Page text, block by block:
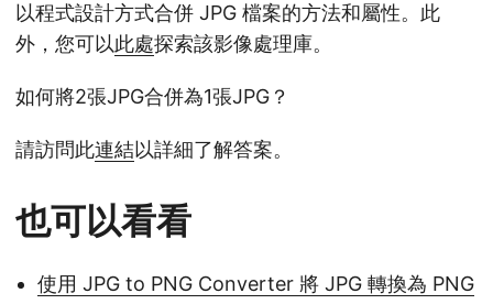
以程式設計方式合併 JPG 檔案的方法和屬性。此
外，您可以此處探索該影像處理庫。
如何將2張JPG合併為1張JPG？
請訪問此連結以詳細了解答案。
也可以看看
使用 JPG to PNG Converter 將 JPG 轉換為 PNG